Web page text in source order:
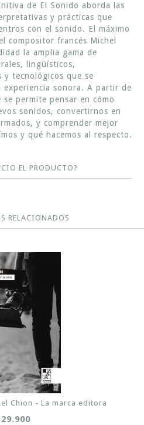
de El Sonido aborda las
y prácticas que
con el sonido. El máximo
compositor francés Michel
la amplia gama de
lingüísticos,
y tecnológicos que se
sonora. A partir de
permite pensar en cómo
sonidos, convertirnos en
y comprender mejor
y qué hacemos al respecto.
EL PRODUCTO?
RELACIONADOS
Chion - La marca editora